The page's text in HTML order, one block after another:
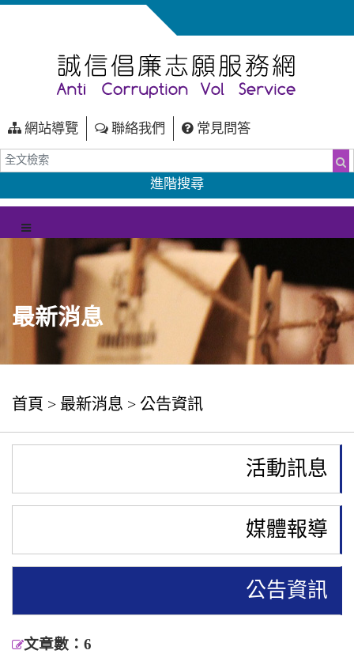
網站導覽 聯絡我們 常見問答
搜
進階搜尋
選單
最新消息
首頁 > 最新消息 > 公告資訊
活動訊息
媒體報導
公告資訊
文章數：6